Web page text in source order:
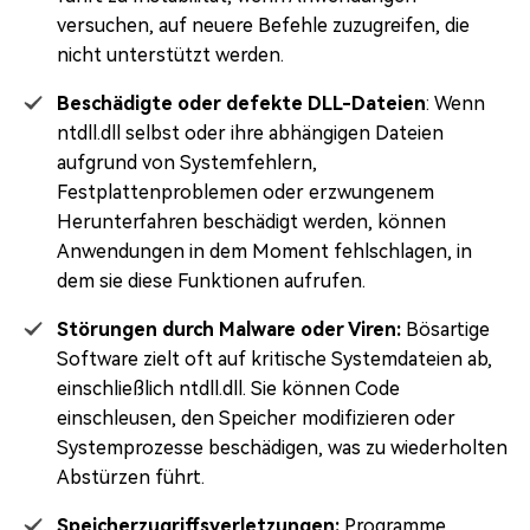
versuchen, auf neuere Befehle zuzugreifen, die
nicht unterstützt werden.
Beschädigte oder defekte DLL-Dateien: Wenn
ntdll.dll selbst oder ihre abhängigen Dateien
aufgrund von Systemfehlern,
Festplattenproblemen oder erzwungenem
Herunterfahren beschädigt werden, können
Anwendungen in dem Moment fehlschlagen, in
dem sie diese Funktionen aufrufen.
Störungen durch Malware oder Viren: Bösartige
Software zielt oft auf kritische Systemdateien ab,
einschließlich ntdll.dll. Sie können Code
einschleusen, den Speicher modifizieren oder
Systemprozesse beschädigen, was zu wiederholten
Abstürzen führt.